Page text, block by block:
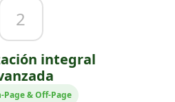
2
integral
Page & Off-Page